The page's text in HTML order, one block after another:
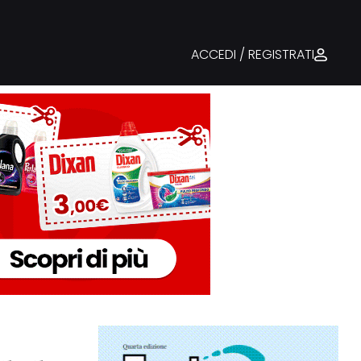
ACCEDI / REGISTRATI